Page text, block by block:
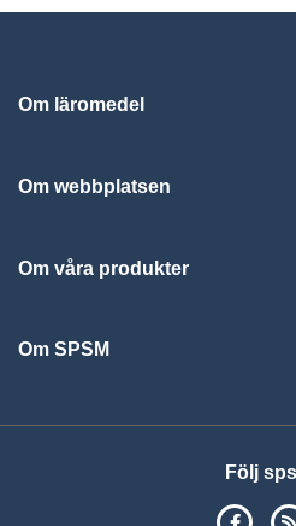
Om läromedel
Om webbplatsen
Om våra produkter
Om SPSM
Följ